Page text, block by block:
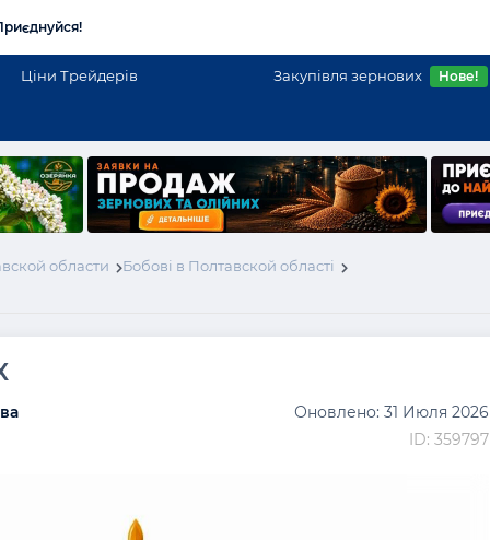
Ціни Трейдерів Закупівля зернових Нове!
области
Бобові в Полтавской області
Оновлено: 31 Июля 2026
ID: 359797